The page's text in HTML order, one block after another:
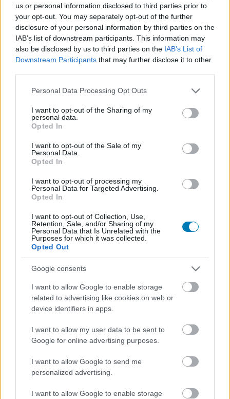
us or personal information disclosed to third parties prior to
your opt-out. You may separately opt-out of the further
disclosure of your personal information by third parties on the
IAB’s list of downstream participants. This information may
also be disclosed by us to third parties on the IAB’s List of
Downstream Participants that may further disclose it to other
Please note that this website/app uses one or more Google
not limited to your visit or usage behaviour. You may click to
grant or deny consent to Google and its third-party tags to
use your data for below specified purposes in below Google
consent section.
Personal Data Processing Opt Outs
I want to opt-out of the Sharing of my
personal data.
Opted In
I want to opt-out of the Sale of my
Personal Data.
Opted In
I want to opt-out of processing my
Personal Data for Targeted Advertising.
Opted In
I want to opt-out of Collection, Use,
Retention, Sale, and/or Sharing of my
Personal Data that Is Unrelated with the
Purposes for which it was collected.
Opted Out
Google consents
I want to allow Google to enable storage
related to advertising like cookies on web or
device identifiers in apps.
I want to allow my user data to be sent to
Google for online advertising purposes.
I want to allow Google to send me
personalized advertising.
I want to allow Google to enable storage
Gears of War 4 - hamarosan új pályák és jobb
matchmaking is jön
| 2017.09.06 20:15
A The Coalition játéka kap egy nagyobb frissítést a hónap
közepén, ami az újdonságok mellett javításokat is hoz.
próbaverzió
| 2017.06.10 11:20
Mostantól bárki kipróbálhatja a The Coalition játékát,
azonban van egy kis csavar a dologban.